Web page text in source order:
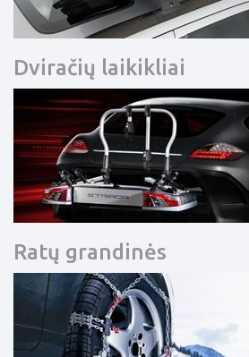
Dviračių laikikliai
Ratų grandinės